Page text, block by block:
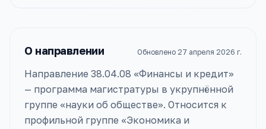
О направлении Обновлено 27 апреля 2026 г.
Направление 38.04.08 «Финансы и кредит»
— программа магистратуры в укрупнённой
группе «науки об обществе». Относится к
профильной группе «Экономика и